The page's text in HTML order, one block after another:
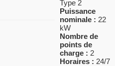
Type 2
Puissance
nominale : 22
kW
Nombre de
points de
charge : 2
Horaires : 24/7